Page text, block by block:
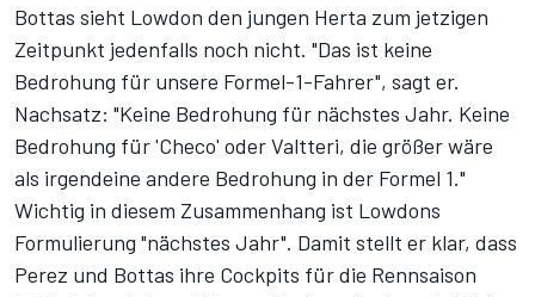
Bottas sieht Lowdon den jungen Herta zum jetzigen
Zeitpunkt jedenfalls noch nicht. "Das ist keine
Bedrohung für unsere Formel-1-Fahrer", sagt er.
Nachsatz: "Keine Bedrohung für nächstes Jahr. Keine
Bedrohung für 'Checo' oder Valtteri, die größer wäre
als irgendeine andere Bedrohung in der Formel 1."
Wichtig in diesem Zusammenhang ist Lowdons
Formulierung "nächstes Jahr". Damit stellt er klar, dass
Perez und Bottas ihre Cockpits für die Rennsaison